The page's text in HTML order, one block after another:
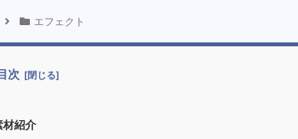
エフェクト
次
材紹介